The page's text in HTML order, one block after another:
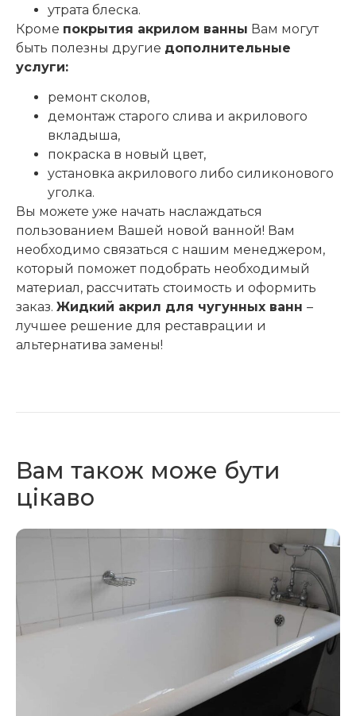
утрата блеска.
Кроме покрытия акрилом ванны Вам могут
быть полезны другие дополнительные
услуги:
ремонт сколов,
демонтаж старого слива и акрилового
вкладыша,
покраска в новый цвет,
установка акрилового либо силиконового
уголка.
Вы можете уже начать наслаждаться
пользованием Вашей новой ванной! Вам
необходимо связаться с нашим менеджером,
который поможет подобрать необходимый
материал, рассчитать стоимость и оформить
заказ. Жидкий акрил для чугунных ванн –
лучшее решение для реставрации и
альтернатива замены!
Вам також може бути
цікаво